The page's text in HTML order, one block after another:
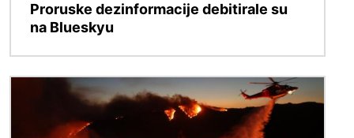
Proruske dezinformacije debitirale su
na Blueskyu